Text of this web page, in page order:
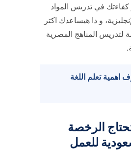
في تدريس المواد
و دا هيساعدك اكتر
لتدريس المناهج المصرية
اهمية تعلم اللغة
الرخصة
للعمل